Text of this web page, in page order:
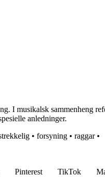
I musikalsk sammenheng
anledninger.
• forsyning • raggar•
Pinterest TikTok